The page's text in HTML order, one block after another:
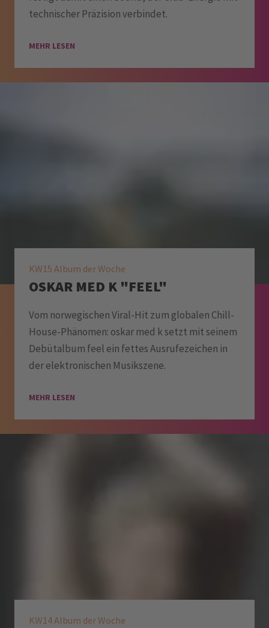
technischer Präzision verbindet.
MEHR LESEN
KW15 Album der Woche
OSKAR MED K "FEEL"
Vom norwegischen Viral-Hit zum globalen Chill-
House-Phänomen: oskar med k setzt mit seinem
Debütalbum feel ein fettes Ausrufezeichen in
der elektronischen Musikszene.
MEHR LESEN
KW14 Album der Woche